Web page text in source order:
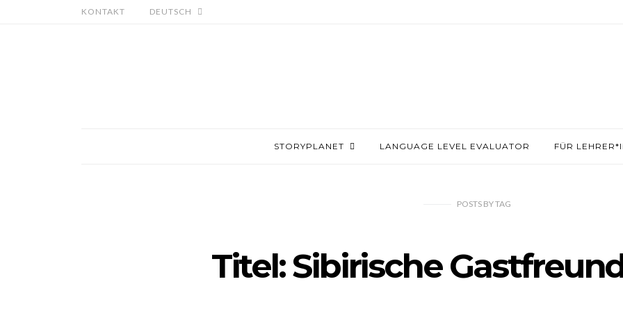
KONTAKT DEUTSCH
STORYPLANET LANGUAGE LEVEL EVALUATOR FÜR
POSTS BYTAG
Titel: Sibirische